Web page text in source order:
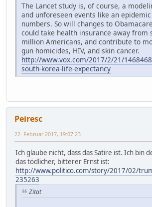
The Lancet study is, of course, a
and unforeseen events like an
numbers. So will changes to
could take health insurance away from
million Americans, and contribute to
gun homicides, HIV, and skin cancer.
http://www.vox.com/2017/2/21/
south-korea-life-expectancy
Peiresc
22. Februar 2017, 19:07:23
Ich glaube nicht, dass das Satire ist. Ich bin
das tödlicher, bitterer Ernst ist:
http://www.politico.com/story/2017/02/
235263
Zitat